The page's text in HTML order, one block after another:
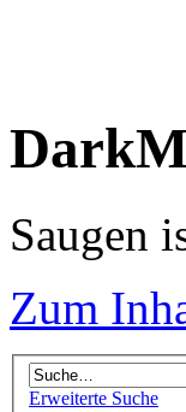
Saugen
Zum
Erweiterte Suche